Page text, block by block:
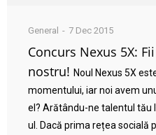
General 7 Dec 2015
Concurs Nexus 5X:
nostru! Noul Nexus 5X
momentului, iar noi avem
el? Arătându-ne talentul
ul. Dacă prima rețea socială